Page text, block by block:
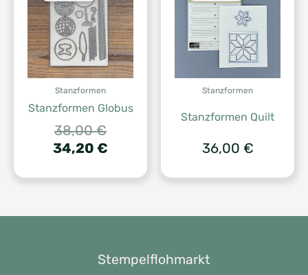
Stanzformen
Stanzformen Globus
38,00€Ursprünglicher
Preis
38,00 €
34,20 €
ist:
Stanzformen
Stanzformen Quilt
36,00 €
Stempelflohmarkt